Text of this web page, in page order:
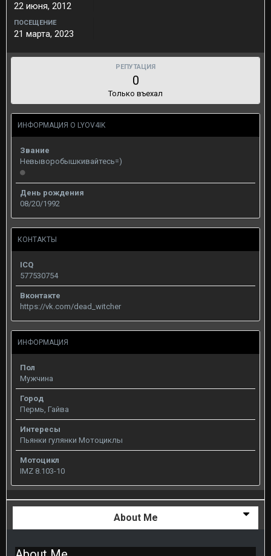
22 июня, 2012
ПОСЕЩЕНИЕ
21 марта, 2023
РЕПУТАЦИЯ
0
Только въехал
ИНФОРМАЦИЯ О LYOV4IK
Звание
Невыворобышкивайтесь=)
День рождения
08/20/1992
КОНТАКТЫ
ICQ
577530754
Вконтакте
https://vk.com/dead_witcher
ИНФОРМАЦИЯ
Пол
Мужчина
Город
Пермь, Гайва
Интересы
Пьянки гулянки Мотоциклы
Мотоцикл
IMZ 8.103-10
About Me